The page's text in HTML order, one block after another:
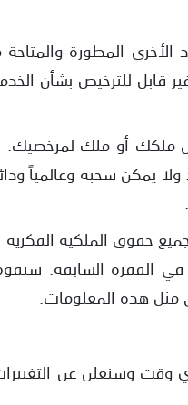
قابل للترخيص بشأن
ملكك أو ملك
يمكن سحبه وعالمياً
حقوق الملكية الفكرية
الفقرة السابقة.
مثل هذه المعلومات.
وسنعلن عن